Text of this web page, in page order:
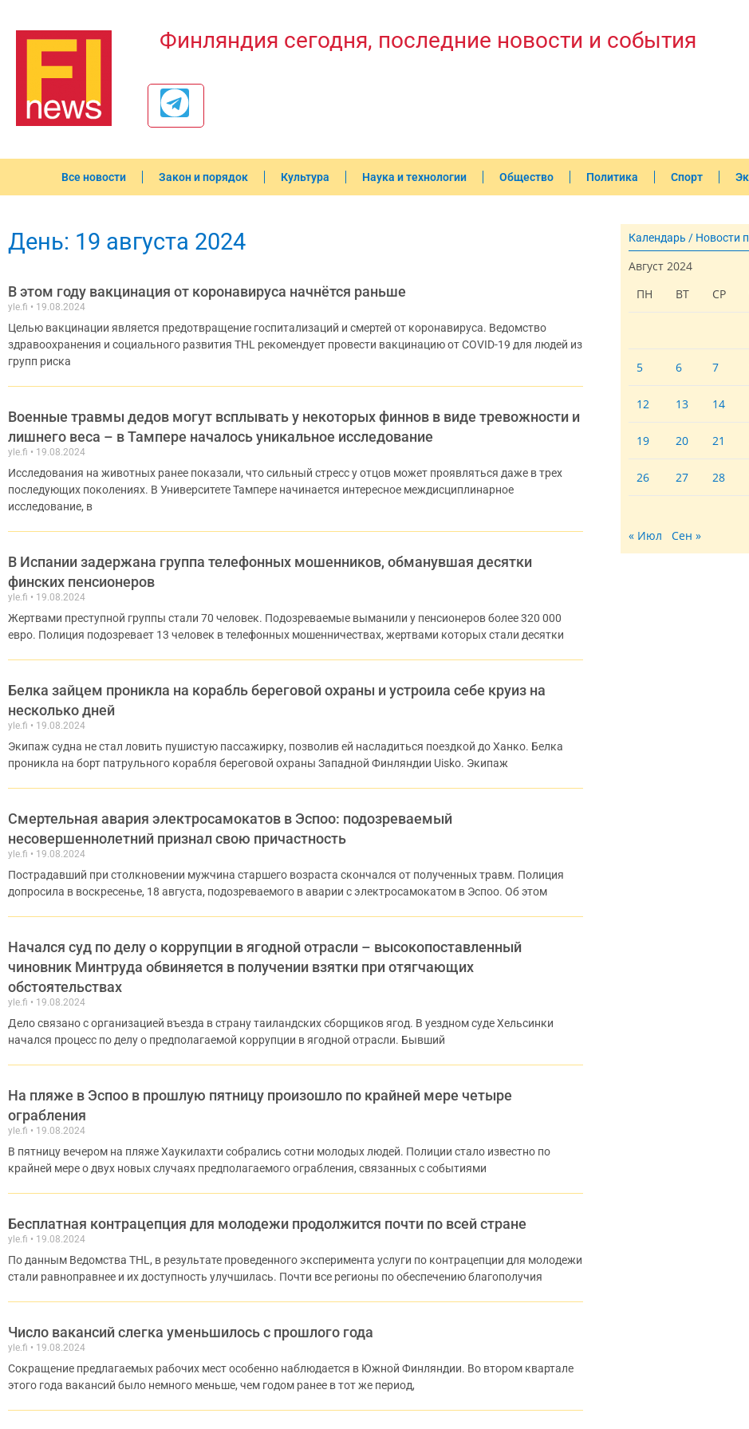
Финляндия сегодня, последние новости и события
Все новости Закон и порядок Культура Наука и технологии Общество Политика Спорт
День: 19 августа 2024
В этом году вакцинация от коронавируса начнётся раньше
yle.fi 19.08.2024
Целью вакцинации является предотвращение госпитализаций и смертей от коронавируса. Ведомство
здравоохранения и социального развития THL рекомендует провести вакцинацию от COVID-19 для людей из
групп риска
Военные травмы дедов могут всплывать у некоторых финнов в виде тревожности и
лишнего веса – в Тампере началось уникальное исследование
yle.fi 19.08.2024
Исследования на животных ранее показали, что сильный стресс у отцов может проявляться даже в трех
последующих поколениях. В Университете Тампере начинается интересное междисциплинарное
исследование, в
В Испании задержана группа телефонных мошенников, обманувшая десятки
финских пенсионеров
yle.fi 19.08.2024
Жертвами преступной группы стали 70 человек. Подозреваемые выманили у пенсионеров более 320 000
евро. Полиция подозревает 13 человек в телефонных мошенничествах, жертвами которых стали десятки
Белка зайцем проникла на корабль береговой охраны и устроила себе круиз на
несколько дней
yle.fi 19.08.2024
Экипаж судна не стал ловить пушистую пассажирку, позволив ей насладиться поездкой до Ханко. Белка
проникла на борт патрульного корабля береговой охраны Западной Финляндии Uisko. Экипаж
Смертельная авария электросамокатов в Эспоо: подозреваемый
несовершеннолетний признал свою причастность
yle.fi 19.08.2024
Пострадавший при столкновении мужчина старшего возраста скончался от полученных травм. Полиция
допросила в воскресенье, 18 августа, подозреваемого в аварии с электросамокатом в Эспоо. Об этом
Начался суд по делу о коррупции в ягодной отрасли – высокопоставленный
чиновник Минтруда обвиняется в получении взятки при отягчающих
обстоятельствах
yle.fi 19.08.2024
Дело связано с организацией въезда в страну таиландских сборщиков ягод. В уездном суде Хельсинки
начался процесс по делу о предполагаемой коррупции в ягодной отрасли. Бывший
На пляже в Эспоо в прошлую пятницу произошло по крайней мере четыре
ограбления
yle.fi 19.08.2024
В пятницу вечером на пляже Хаукилахти собрались сотни молодых людей. Полиции стало известно по
крайней мере о двух новых случаях предполагаемого ограбления, связанных с событиями
Бесплатная контрацепция для молодежи продолжится почти по всей стране
yle.fi 19.08.2024
По данным Ведомства THL, в результате проведенного эксперимента услуги по контрацепции для молодежи
стали равноправнее и их доступность улучшилась. Почти все регионы по обеспечению благополучия
Число вакансий слегка уменьшилось с прошлого года
yle.fi 19.08.2024
Сокращение предлагаемых рабочих мест особенно наблюдается в Южной Финляндии. Во втором квартале
этого года вакансий было немного меньше, чем годом ранее в тот же период,
Календарь / Новости
Август 2024
ПН
ВТ СР
5 6 7
12 13 14
19 20 21
26 27 28
« Июл Сен »